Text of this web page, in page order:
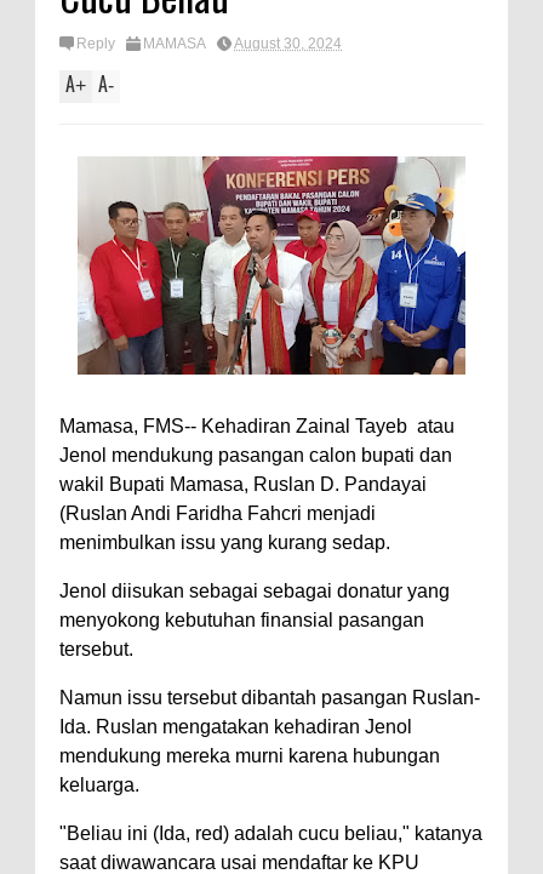
Reply MAMASA August 30, 2024
A+ A-
Mamasa, FMS-- Kehadiran Zainal Tayeb atau
Jenol mendukung pasangan calon bupati dan
wakil Bupati Mamasa, Ruslan D. Pandayai
(Ruslan Andi Faridha Fahcri menjadi
menimbulkan issu yang kurang sedap.
Jenol diisukan sebagai sebagai donatur yang
menyokong kebutuhan finansial pasangan
tersebut.
Namun issu tersebut dibantah pasangan Ruslan-
Ida. Ruslan mengatakan kehadiran Jenol
mendukung mereka murni karena hubungan
keluarga.
"Beliau ini (Ida, red) adalah cucu beliau," katanya
saat diwawancara usai mendaftar ke KPU